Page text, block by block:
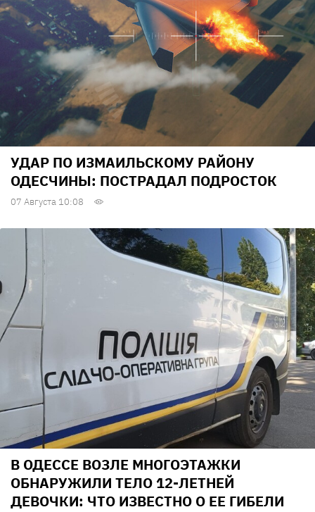
УДАР ПО ИЗМАИЛЬСКОМУ РАЙОНУ
ОДЕСЧИНЫ: ПОСТРАДАЛ ПОДРОСТОК
07 Августа 10:08
В ОДЕССЕ ВОЗЛЕ МНОГОЭТАЖКИ
ОБНАРУЖИЛИ ТЕЛО 12-ЛЕТНЕЙ
ДЕВОЧКИ: ЧТО ИЗВЕСТНО О ЕЕ ГИБЕЛИ